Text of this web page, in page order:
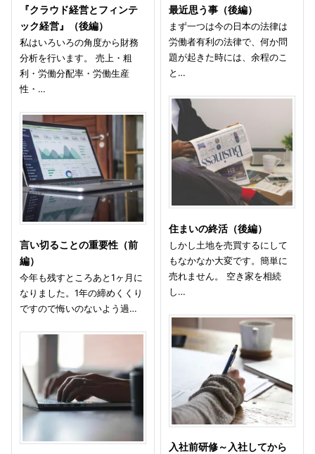
『クラウド経営とフィンテ
ック経営』（後編）
私はいろいろの角度から財務
分析を行います。 売上・粗
利・労働分配率・労働生産
性・…
言い切ることの重要性（前
編）
今年も残すところあと1ヶ月に
なりました。1年の締めくくり
ですので悔いのないよう過…
最近思う事（後編）
まず一つは今の日本の法律は
労働者有利の法律で、何か問
題が起きた時には、余程のこ
と…
住まいの終活（後編）
しかし土地を売買するにして
もなかなか大変です。簡単に
売れません。 空き家を相続
し…
入社前研修～入社してから